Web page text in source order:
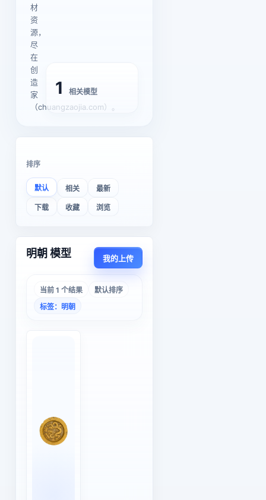
材
资
源，
尽
在
创
造
家
（chuangzaojia.com）。
1 相关模型
排序
默认 相关 最新
下载 收藏 浏览
明朝 模型 我的上传
当前 1 个结果
默认排序
标签：明朝